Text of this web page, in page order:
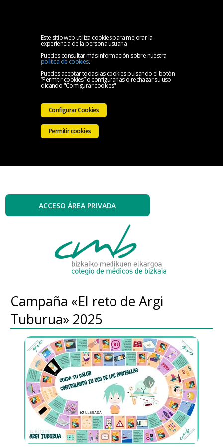
Este sitio web utiliza cookies para mejorar la
experiencia de la persona usuaria
Puedes consultar más información sobre nuestra
política de cookies.
Puedes aceptar todas las cookies pulsando el botón
“Permitir cookies” o configurarlas o rechazar su uso
clicando "Configurar cookies".
Configurar Cookies
Permitir cookies
Campaña «El reto de Argi
Tuburua» 2025